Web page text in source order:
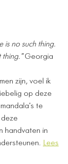
is no such thing.
thing."Georgia
zijn, voel ik
op deze
te
handvaten in
Lees